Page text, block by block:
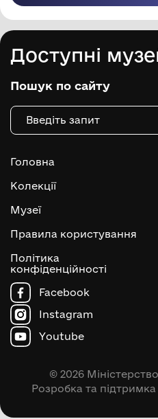
Доступні
Пошук по сайту
Головна
Колекції
Музеї
Правила користування
Політика
конфіденційності
Facebook
Instagram
Youtube
© 2026
Розробка та